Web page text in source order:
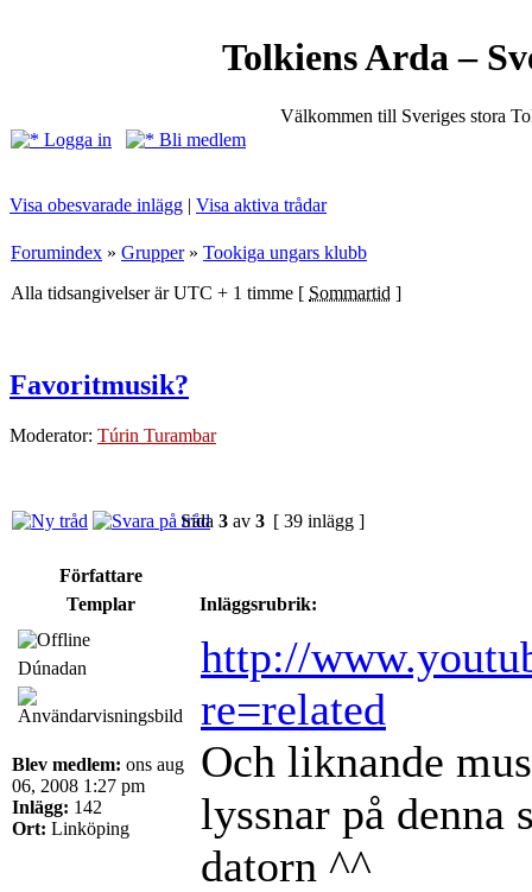
Tolkiens Arda –
Välkommen till Sveriges stora
Logga in
Bli medlem
Visa obesvarade inlägg | Visa aktiva trådar
Forumindex » Grupper» Tookiga ungars klubb
Alla tidsangivelser är UTC + 1 timme [ Sommartid ]
Favoritmusik?
Moderator: Túrin Turambar
Sida 3 av 3 [ 39 inlägg ]
Författare
Templar
Inläggsrubrik:
Dúnadan
Blev medlem: ons aug
06, 2008 1:27 pm
Inlägg: 142
Ort: Linköping
http://
re=related
Och liknande
lyssnar på denna
datorn ^^